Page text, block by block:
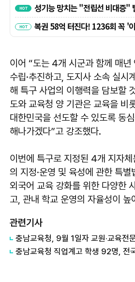
이어 “도는 4개 시군과 함께 매년
수립·추진하고, 도지사 소속 실시
해 특구 사업의 이행력을 담보할
도와 교육청 양 기관은 교육을 비
대한민국을 선도할 수 있도록 동
해나가겠다”고 강조했다.
이번에 특구로 지정된 4개 지자체
의 지정·운영 및 육성에 관한 특별
외국어 교육 강화를 위한 다양한
고, 관내 학교 운영의 자율성이 높
관련기사
충남교육청, 9월 1일자 교원·교육전
충남교육청 직업계고 학생 92명, 전